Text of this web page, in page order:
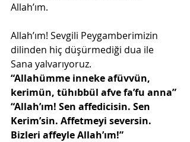
Allah’ım.
Allah’ım! Sevgili Peygamberimizin
dilinden hiç düşürmediği dua ile
Sana yalvarıyoruz.
“Allahümme inneke afüvvün,
kerimün, tühıbbül afve fa’fu anna”
“Allah’ım! Sen affedicisin. Sen
Kerim’sin. Affetmeyi seversin.
Bizleri affeyle Allah’ım!”